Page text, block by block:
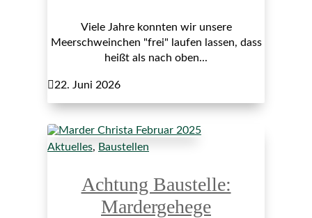
Viele Jahre konnten wir unsere
Meerschweinchen "frei" laufen lassen, dass
heißt als nach oben...
22. Juni 2026
Aktuelles, Baustellen
Achtung Baustelle:
Mardergehege